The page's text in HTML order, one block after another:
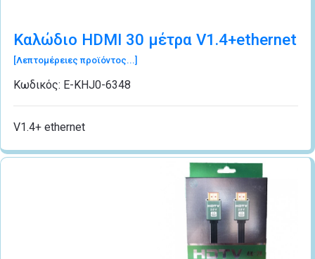
Καλώδιο HDMI 30 μέτρα V1.4+ethernet
[Λεπτομέρειες προϊόντος...]
Κωδικός: Ε-ΚΗJ0-6348
V1.4+ ethernet